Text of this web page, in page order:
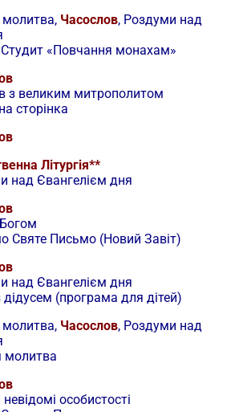
молитва, Часослов, Роздуми над
«Повчання монахам»
з великим митрополитом
сторінка
Літургія**
над Євангелієм дня
Святе Письмо (Новий Завіт)
над Євангелієм дня
дідусем (програма для дітей)
молитва, Часослов, Роздуми над
молитва
особистості